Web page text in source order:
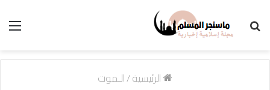
الرئيسية/الـموت